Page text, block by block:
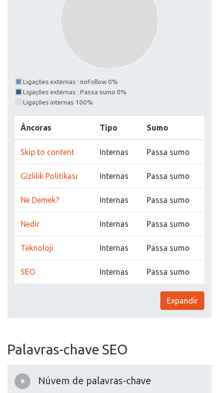
Ligações externas : noFollow 0%
Ligações externas : Passa sumo 0%
Ligações internas 100%
Âncoras Tipo Sumo
Skip to content Internas Passa sumo
Gizlilik Politikası Internas Passa sumo
Ne Demek? Internas Passa sumo
Nedir Internas Passa sumo
Teknoloji Internas Passa sumo
SEO Internas Passa sumo
Expandir
Palavras-chave SEO
Núvem de palavras-chave